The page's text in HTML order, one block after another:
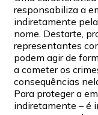
responsabiliza a
indiretamente
nome. Destarte,
representantes
podem agir de
a cometer os
consequências
Para proteger a
indiretamente – é